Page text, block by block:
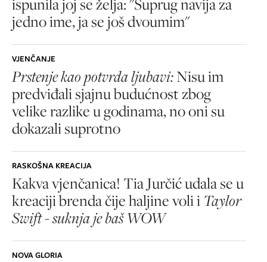
ispunila joj se želja: "Suprug navija za
jedno ime, ja se još dvoumim"
VJENČANJE
Prstenje kao potvrda ljubavi:Nisu im
predviđali sjajnu budućnost zbog
velike razlike u godinama, no oni su
dokazali suprotno
RASKOŠNA KREACIJA
Kakva vjenčanica! Tia Jurčić udala se u
kreaciji brenda čije haljine voli i Taylor
Swift - suknja je baš WOW
NOVA GLORIA